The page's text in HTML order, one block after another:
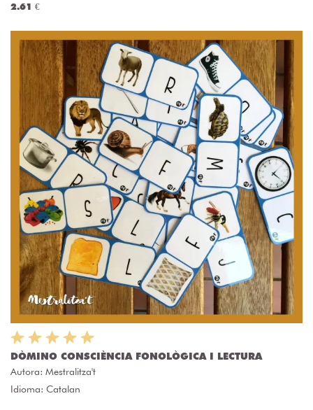
2.61 €
DÒMINO CONSCIÈNCIA FONOLÒGICA I LECTURA
Autora: Mestralitza't
Idioma: Catalan